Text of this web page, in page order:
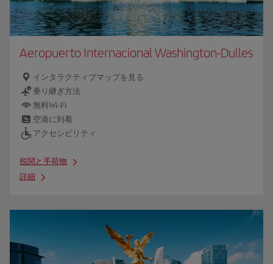
Aeropuerto Internacional Washington-Dulles
インタラクティブマップを見る
乗り継ぎ方法
無料Wi-Fi
空港に到着
アクセシビリティ
税関と手荷物
詳細